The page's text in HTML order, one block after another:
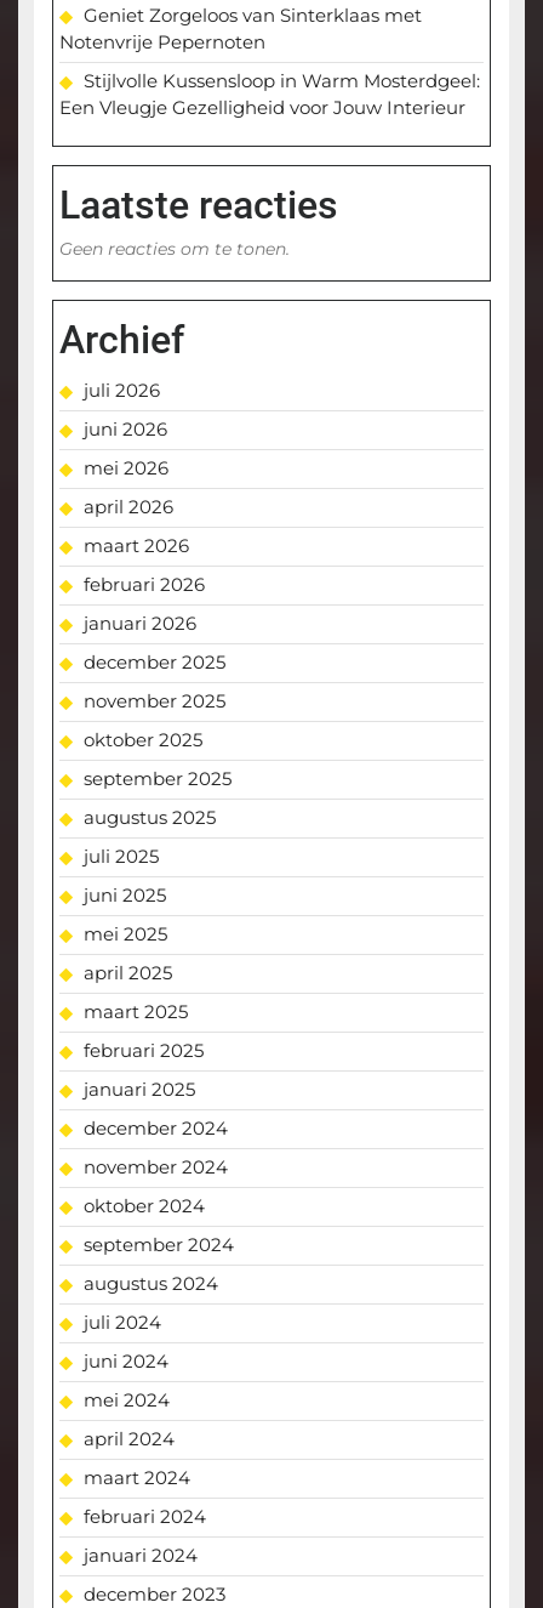
Geniet Zorgeloos van Sinterklaas met
Notenvrije Pepernoten
Stijlvolle Kussensloop in Warm Mosterdgeel:
Een Vleugje Gezelligheid voor Jouw Interieur
Laatste reacties
Geen reacties om te tonen.
Archief
juli 2026
juni 2026
mei 2026
april 2026
maart 2026
februari 2026
januari 2026
december 2025
november 2025
oktober 2025
september 2025
augustus 2025
juli 2025
juni 2025
mei 2025
april 2025
maart 2025
februari 2025
januari 2025
december 2024
november 2024
oktober 2024
september 2024
augustus 2024
juli 2024
juni 2024
mei 2024
april 2024
maart 2024
februari 2024
januari 2024
december 2023